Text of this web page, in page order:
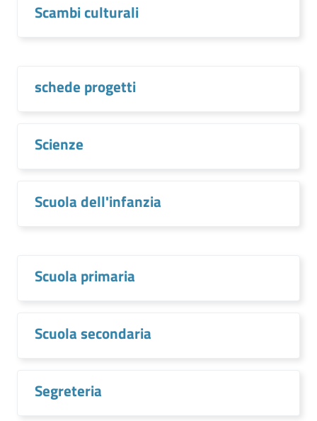
Scambi culturali
schede progetti
Scienze
Scuola dell'infanzia
Scuola primaria
Scuola secondaria
Segreteria